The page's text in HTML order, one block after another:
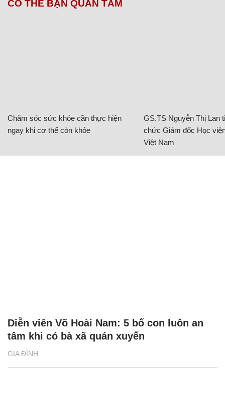
CÓ THỂ BẠN QUAN TÂM
Chăm sóc sức khỏe cần thực hiện
ngay khi cơ thể còn khỏe
GS.TS Nguyễn Thị Lan
chức Giám đốc Học
Việt Nam
GIA ĐÌNH
Diễn viên Võ Hoài Nam: 5 bố con luôn an
tâm khi có bà xã quán xuyến